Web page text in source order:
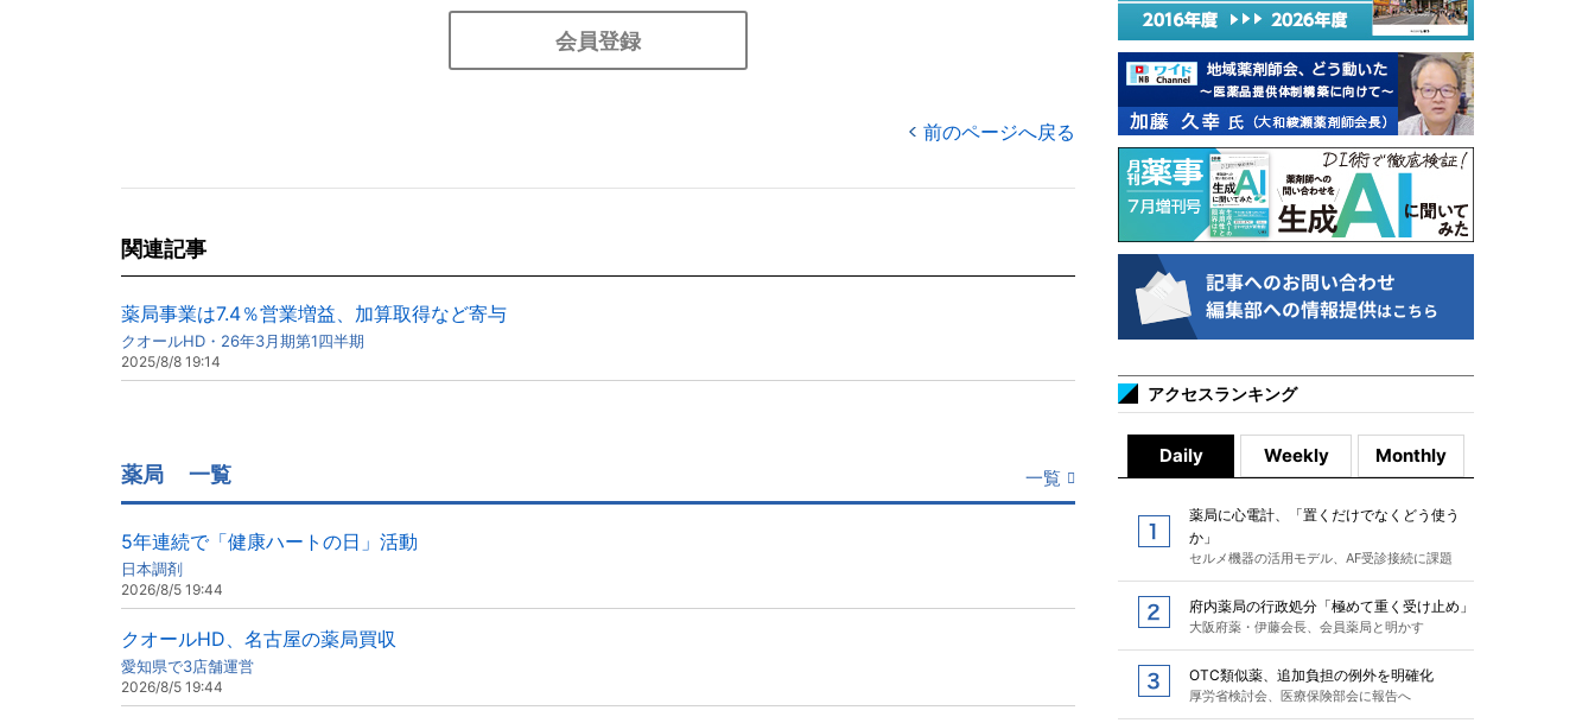
会員登録
前のページへ戻る
関連記事
薬局事業は7.4％営業増益、加算取得など寄与
クオールHD・26年3月期第1四半期
2025/8/8 19:14
薬局 一覧 一覧
5年連続で「健康ハートの日」活動
日本調剤
2026/8/5 19:44
クオールHD、名古屋の薬局買収
愛知県で3店舗運営
2026/8/5 19:44
アクセスランキング
Daily Weekly Monthly
薬局に心電計、「置くだけでなくどう使う
か」
セルメ機器の活用モデル、AF受診接続に課題
府内薬局の行政処分「極めて重く受け止め」
大阪府薬・伊藤会長、会員薬局と明かす
OTC類似薬、追加負担の例外を明確化
厚労省検討会、医療保険部会に報告へ